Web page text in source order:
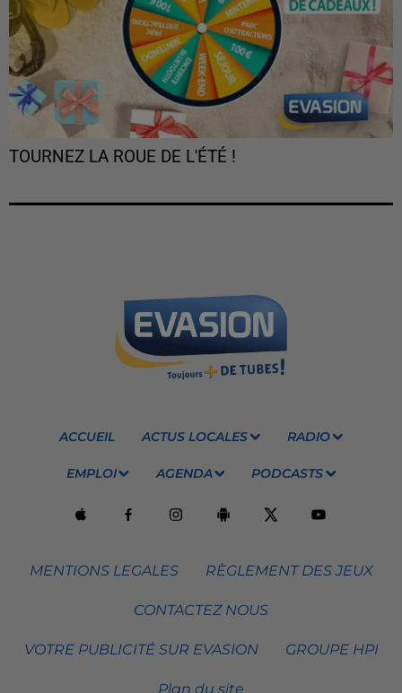
TOURNEZ LA ROUE DE L'ÉTÉ !
ACCUEIL ACTUS LOCALES RADIO
EMPLOI AGENDA PODCASTS
MENTIONS LEGALES RÈGLEMENT DES JEUX
CONTACTEZ NOUS
VOTRE PUBLICITÉ SUR EVASION GROUPE HPI
Plan du site